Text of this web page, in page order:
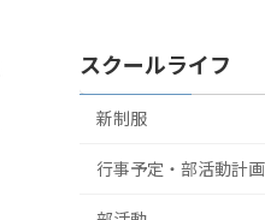
スクールライフ
新制服
行事予定・部活動計画